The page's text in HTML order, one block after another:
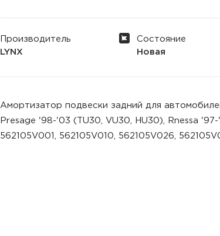
Производитель
LYNX
Состояние
Новая
Амортизатор подвески задний для
Presage '98-'03 (TU30, VU30, HU30), Rnessa
562105V001, 562105V010, 562105V026,